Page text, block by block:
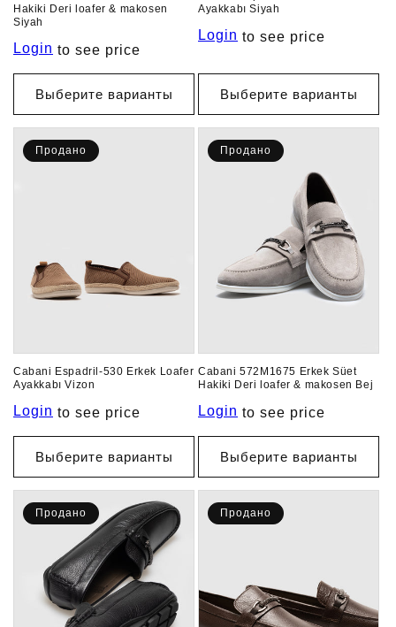
Hakiki Deri loafer & makosen
Siyah
Login to see price
Выберите варианты
Ayakkabı Siyah
Login to see price
Выберите варианты
Продано
Cabani Espadril-530 Erkek Loafer
Ayakkabı Vizon
Login to see price
Выберите варианты
Продано
Cabani 572M1675 Erkek Süet
Hakiki Deri loafer & makosen Bej
Login to see price
Выберите варианты
Продано Продано